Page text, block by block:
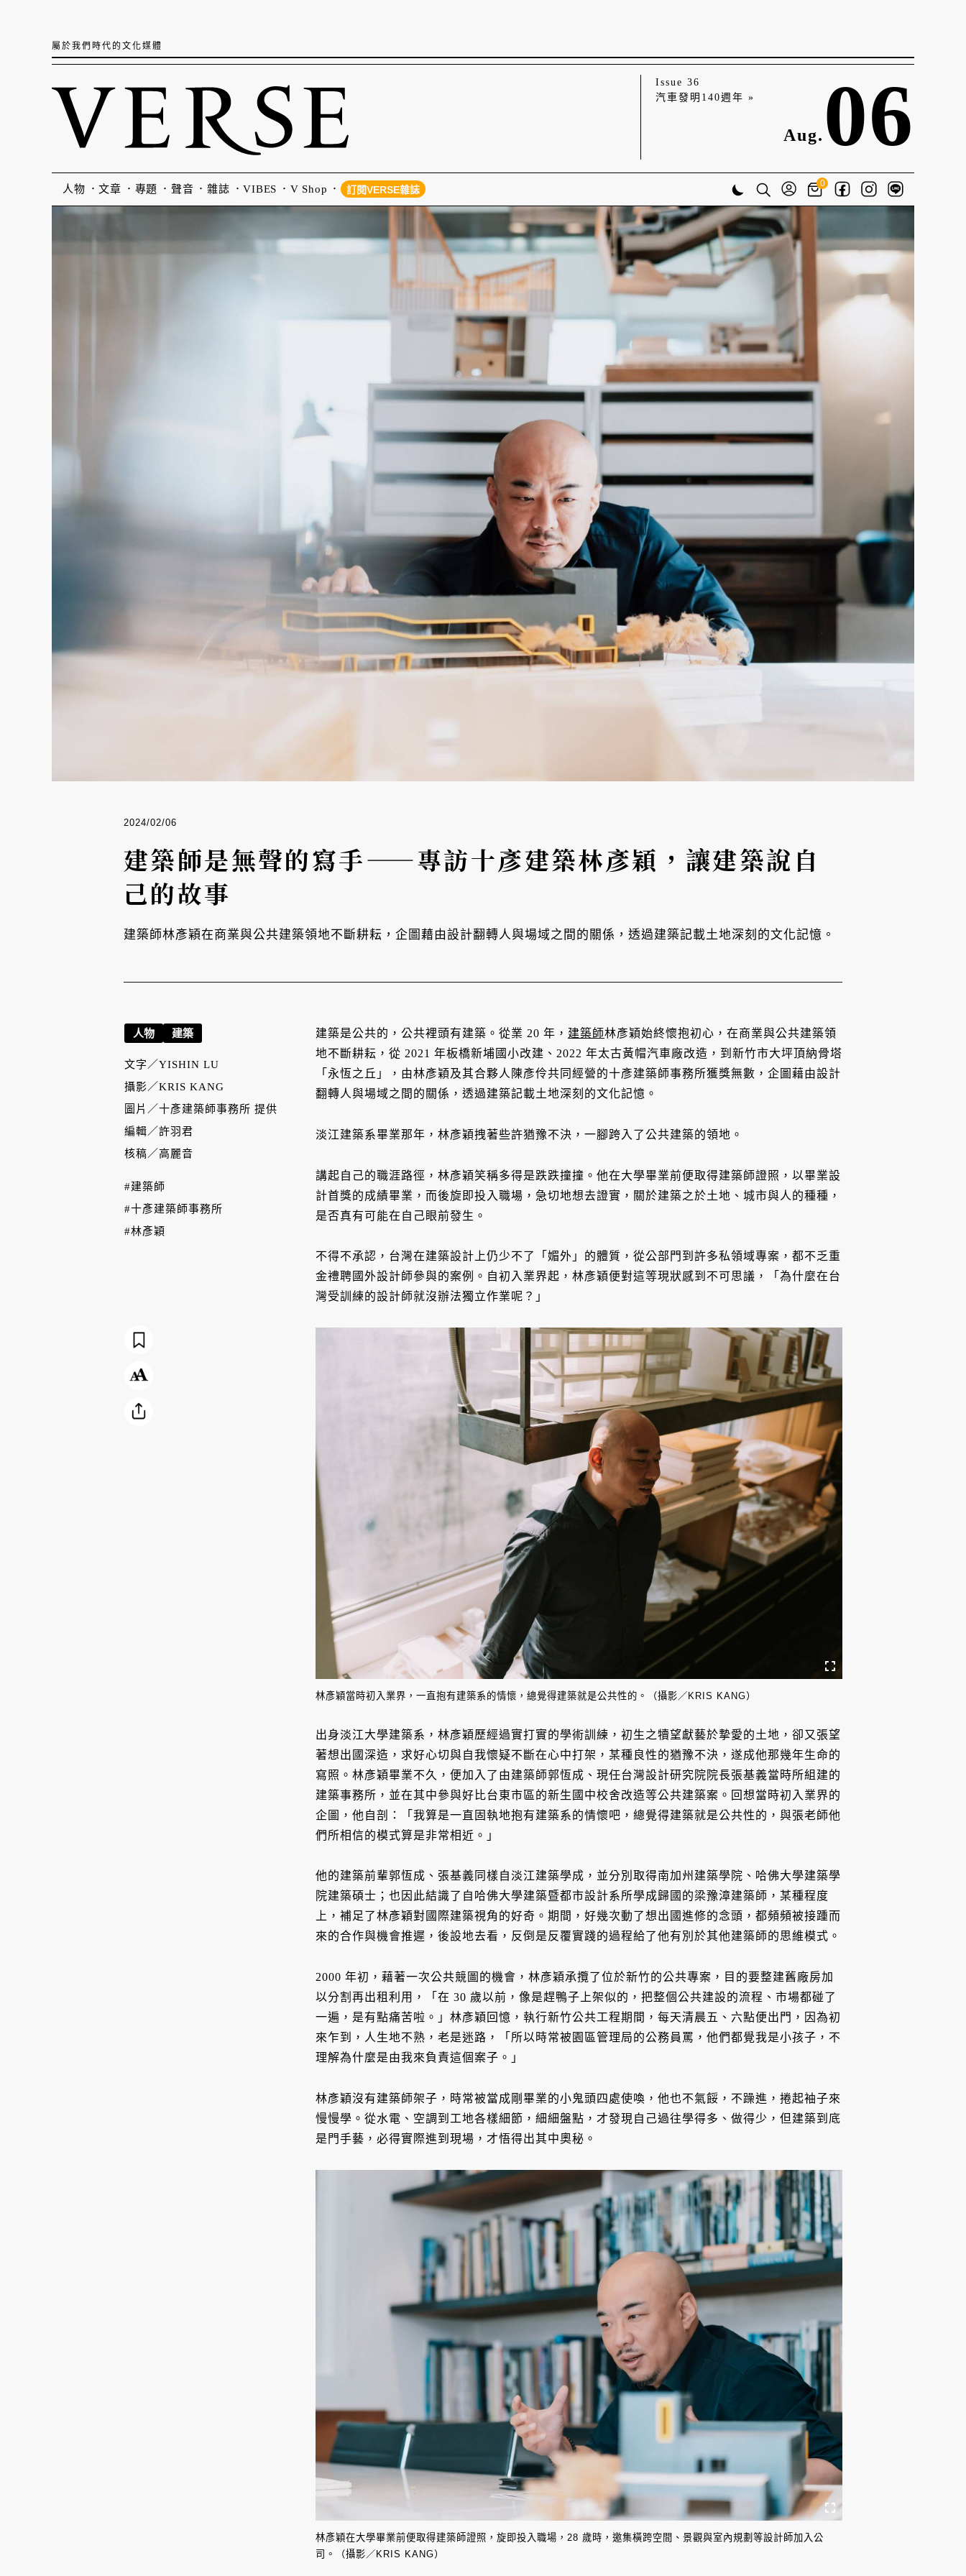
屬於我們時代的文化媒體
Issue 36
汽車發明140週年 »
Aug. 06
人物 文章 專題 聲音 雜誌 VIBES V Shop 訂閱VERSE雜誌
0
2024/02/06
建築師是無聲的寫手——專訪十彥建築林彥穎，讓建築說自
己的故事
建築師林彥穎在商業與公共建築領地不斷耕耘，企圖藉由設計翻轉人與場域之間的關係，透過建築記載土地深刻的文化記憶。
建築是公共的，公共裡頭有建築。從業 20 年， 建築師林彥穎始終懷抱初心，在商業與公共建築領
地不斷耕耘，從 2021 年板橋新埔國小改建、2022 年太古黃帽汽車廠改造，到新竹市大坪頂納骨塔
「永恆之丘」，由林彥穎及其合夥人陳彥伶共同經營的十彥建築師事務所獲獎無數，企圖藉由設計
翻轉人與場域之間的關係，透過建築記載土地深刻的文化記憶。
淡江建築系畢業那年，林彥穎拽著些許猶豫不決，一腳跨入了公共建築的領地。
講起自己的職涯路徑，林彥穎笑稱多得是跌跌撞撞。他在大學畢業前便取得建築師證照，以畢業設
計首獎的成績畢業，而後旋即投入職場，急切地想去證實，關於建築之於土地、城市與人的種種，
是否真有可能在自己眼前發生。
不得不承認，台灣在建築設計上仍少不了「媚外」的體質，從公部門到許多私領域專案，都不乏重
金禮聘國外設計師參與的案例。自初入業界起，林彥穎便對這等現狀感到不可思議，「為什麼在台
灣受訓練的設計師就沒辦法獨立作業呢？」
林彥穎當時初入業界，一直抱有建築系的情懷，總覺得建築就是公共性的。（攝影／KRIS KANG）
出身淡江大學建築系，林彥穎歷經過實打實的學術訓練，初生之犢望獻藝於摯愛的土地，卻又張望
著想出國深造，求好心切與自我懷疑不斷在心中打架，某種良性的猶豫不決，遂成他那幾年生命的
寫照。林彥穎畢業不久，便加入了由建築師郭恆成、現任台灣設計研究院院長張基義當時所組建的
建築事務所，並在其中參與好比台東市區的新生國中校舍改造等公共建築案。回想當時初入業界的
企圖，他自剖：「我算是一直固執地抱有建築系的情懷吧，總覺得建築就是公共性的，與張老師他
們所相信的模式算是非常相近。」
他的建築前輩郭恆成、張基義同樣自淡江建築學成，並分別取得南加州建築學院、哈佛大學建築學
院建築碩士；也因此結識了自哈佛大學建築暨都市設計系所學成歸國的梁豫漳建築師，某種程度
上，補足了林彥穎對國際建築視角的好奇。期間，好幾次動了想出國進修的念頭，都頻頻被接踵而
來的合作與機會推遲，後設地去看，反倒是反覆實踐的過程給了他有別於其他建築師的思維模式。
2000 年初，藉著一次公共競圖的機會，林彥穎承攬了位於新竹的公共專案，目的要整建舊廠房加
以分割再出租利用，「在 30 歲以前，像是趕鴨子上架似的，把整個公共建設的流程、市場都碰了
一遍，是有點痛苦啦。」林彥穎回憶，執行新竹公共工程期間，每天清晨五、六點便出門，因為初
來乍到，人生地不熟，老是迷路，「所以時常被園區管理局的公務員罵，他們都覺我是小孩子，不
理解為什麼是由我來負責這個案子。」
林彥穎沒有建築師架子，時常被當成剛畢業的小鬼頭四處使喚，他也不氣餒，不躁進，捲起袖子來
慢慢學。從水電、空調到工地各樣細節，細細盤點，才發現自己過往學得多、做得少，但建築到底
是門手藝，必得實際進到現場，才悟得出其中奧秘。
林彥穎在大學畢業前便取得建築師證照，旋即投入職場，28 歲時，邀集橫跨空間、景觀與室內規劃等設計師加入公
司。（攝影／KRIS KANG）
人物 建築
文字／YISHIN LU
攝影／KRIS KANG
圖片／十彥建築師事務所 提供
編輯／許羽君
核稿／高麗音
#建築師
#十彥建築師事務所
#林彥穎